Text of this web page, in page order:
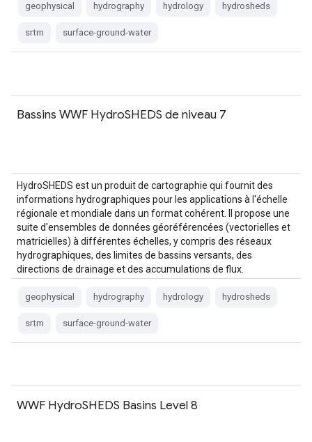
geophysical hydrography hydrology hydrosheds
srtm surface-ground-water
Bassins WWF HydroSHEDS de niveau 7
HydroSHEDS est un produit de cartographie qui fournit des
informations hydrographiques pour les applications à l'échelle
régionale et mondiale dans un format cohérent. Il propose une
suite d'ensembles de données géoréférencées (vectorielles et
matricielles) à différentes échelles, y compris des réseaux
hydrographiques, des limites de bassins versants, des
directions de drainage et des accumulations de flux.
geophysical hydrography hydrology hydrosheds
srtm surface-ground-water
WWF HydroSHEDS Basins Level 8